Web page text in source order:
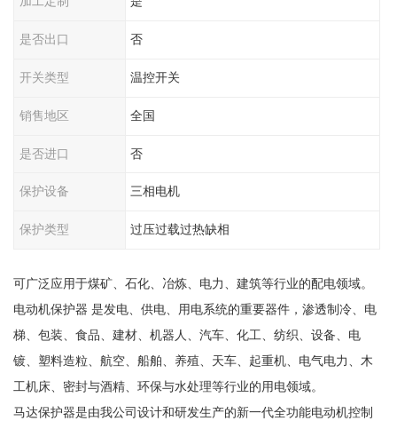
是否出口 否
开关类型 温控开关
销售地区 全国
是否进口 否
保护设备 三相电机
保护类型 过压过载过热缺相
可广泛应用于煤矿、石化、冶炼、电力、建筑等行业的配电领域。
电动机保护器 是发电、供电、用电系统的重要器件，渗透制冷、电
梯、包装、食品、建材、机器人、汽车、化工、纺织、设备、电
镀、塑料造粒、航空、船舶、养殖、天车、起重机、电气电力、木
工机床、密封与酒精、环保与水处理等行业的用电领域。
马达保护器是由我公司设计和研发生产的新一代全功能电动机控制